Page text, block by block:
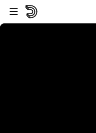
Passer au player
Passer au contenu principal